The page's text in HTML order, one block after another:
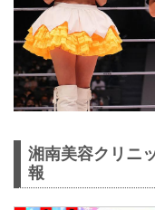
湘南美容クリニ
報